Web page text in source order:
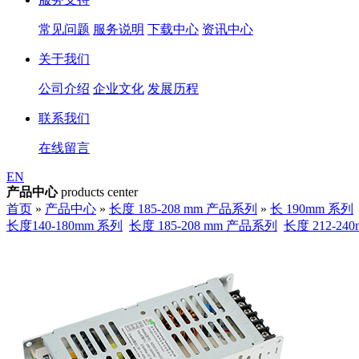
常见问题 服务说明 下载中心 资讯中心
关于我们
公司介绍 企业文化 发展历程
联系我们
在线留言
EN
产品中心products center
首页 » 产品中心 » 长度 185-208 mm 产品系列 » 长 190mm 系列
长度140-180mm 系列
长度 185-208 mm 产品系列 长度 212-